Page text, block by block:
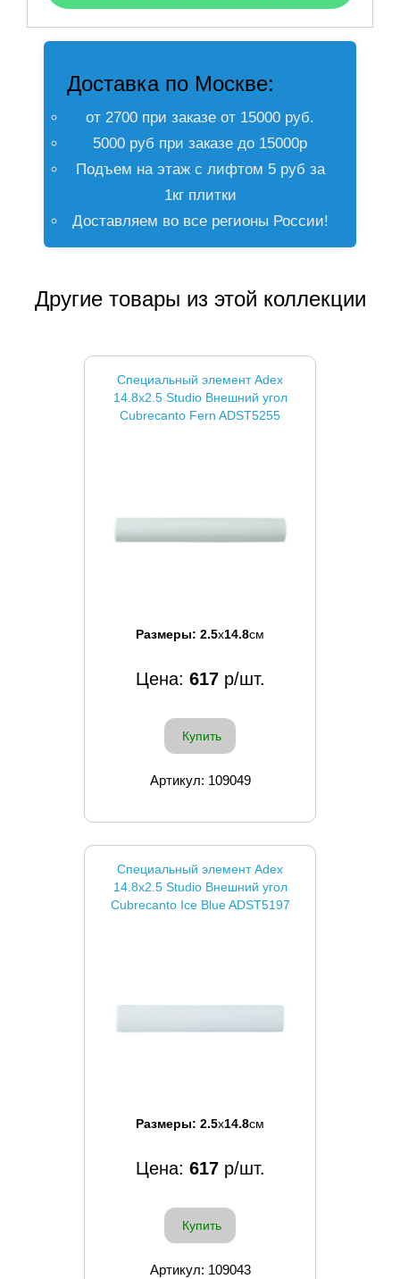
Доставка по Москве:
от 2700 при заказе от 15000 руб.
5000 руб при заказе до 15000р
Подъем на этаж с лифтом 5 руб за
1кг плитки
Доставляем во все регионы России!
Другие товары из этой коллекции
Специальный элемент Adex
14.8x2.5 Studio Внешний угол
Cubrecanto Fern ADST5255
Размеры: 2.5x14.8см
Цена: 617р/шт.
Купить
Артикул: 109049
Специальный элемент Adex
14.8x2.5 Studio Внешний угол
Cubrecanto Ice Blue ADST5197
Размеры: 2.5x14.8см
Цена: 617р/шт.
Купить
Артикул: 109043